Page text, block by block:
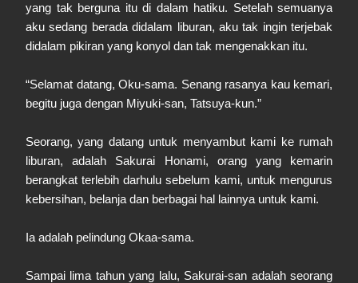
yang tak berguna itu di dalam hatiku. Setelah semuanya
aku sedang berada didalam liburan, aku tak ingin terjebak
didalam pikiran yang konyol dan tak mengenakkan itu.
“Selamat datang, Oku-sama. Senang rasanya kau kemari,
begitu juga dengan Miyuki-san, Tatsuya-kun.”
Seorang, yang datang untuk menyambut kami ke rumah
liburan, adalah Sakurai Honami, orang yang kemarin
berangkat terlebih darhulu sebelum kami, untuk mengurus
kebersihan, belanja dan berbagai hal lainnya untuk kami.
Ia adalah pelindung Okaa-sama.
Sampai lima tahun yang lalu, Sakurai-san adalah seorang